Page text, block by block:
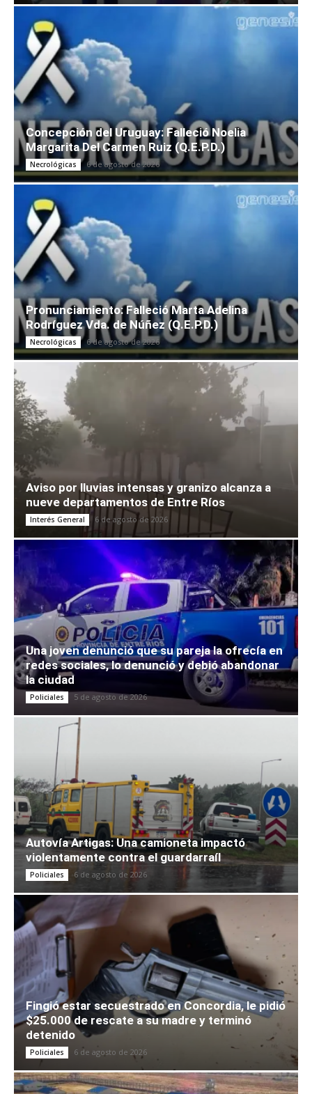
Concepción del Uruguay: Falleció Noelia
Margarita Del Carmen Ruiz (Q.E.P.D.)
Necrológicas 6 de agosto de 2026
Pronunciamiento: Falleció Marta Adelina
Rodríguez Vda. de Núñez (Q.E.P.D.)
Necrológicas 6 de agosto de 2026
Aviso por lluvias intensas y granizo alcanza a
nueve departamentos de Entre Ríos
Interés General 6 de agosto de 2026
Una joven denunció que su pareja la ofrecía en
redes sociales, lo denunció y debió abandonar
la ciudad
Policiales 5 de agosto de 2026
Autovía Artigas: Una camioneta impactó
violentamente contra el guardarraíl
Policiales 6 de agosto de 2026
Fingió estar secuestrado en Concordia, le pidió
$25.000 de rescate a su madre y terminó
detenido
Policiales 6 de agosto de 2026